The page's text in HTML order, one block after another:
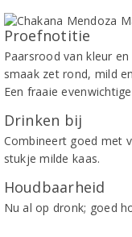
Proefnotitie
Paarsrood van kleur
smaak zet rond, mild
Een fraaie
Drinken bij
Combineert goed met
stukje milde kaas.
Houdbaarheid
Nu al op dronk; goed